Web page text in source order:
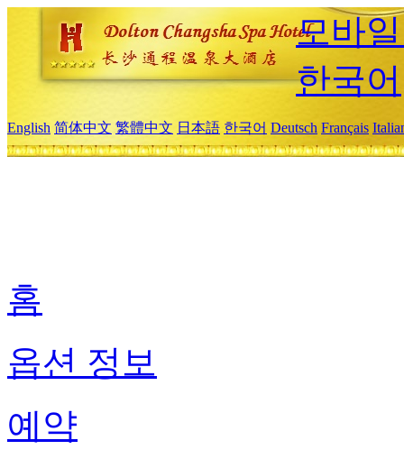
모바
한국어
English 简体中文 繁體中文 日本語 한국어 Deutsch Français
홈
옵션 정보
예약